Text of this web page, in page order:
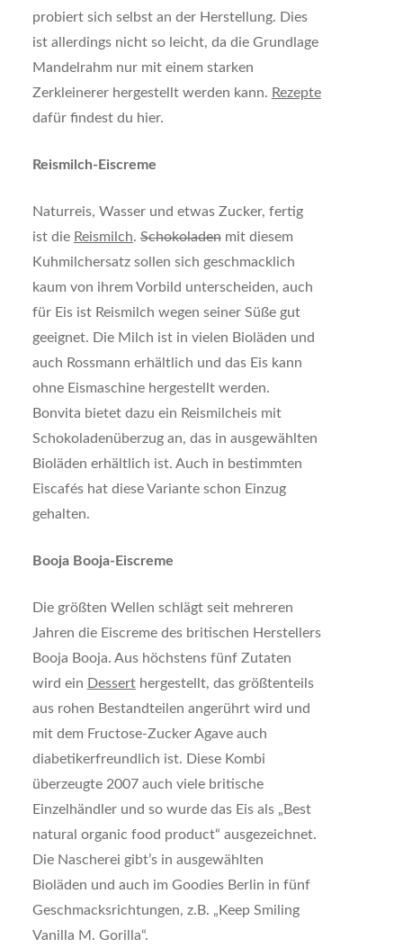
probiert sich selbst an der Herstellung. Dies
ist allerdings nicht so leicht, da die Grundlage
Mandelrahm nur mit einem starken
Zerkleinerer hergestellt werden kann. Rezepte
dafür findest du hier.
Reismilch-Eiscreme
Naturreis, Wasser und etwas Zucker, fertig
ist die Reismilch.Schokoladenmit diesem
Kuhmilchersatz sollen sich geschmacklich
kaum von ihrem Vorbild unterscheiden, auch
für Eis ist Reismilch wegen seiner Süße gut
geeignet. Die Milch ist in vielen Bioläden und
auch Rossmann erhältlich und das Eis kann
ohne Eismaschine hergestellt werden.
Bonvita bietet dazu ein Reismilcheis mit
Schokoladenüberzug an, das in ausgewählten
Bioläden erhältlich ist. Auch in bestimmten
Eiscafés hat diese Variante schon Einzug
gehalten.
Booja Booja-Eiscreme
Die größten Wellen schlägt seit mehreren
Jahren die Eiscreme des britischen Herstellers
Booja Booja. Aus höchstens fünf Zutaten
wird ein Desserthergestellt, das größtenteils
aus rohen Bestandteilen angerührt wird und
mit dem Fructose-Zucker Agave auch
diabetikerfreundlich ist. Diese Kombi
überzeugte 2007 auch viele britische
Einzelhändler und so wurde das Eis als „Best
natural organic food product“ ausgezeichnet.
Die Nascherei gibt’s in ausgewählten
Bioläden und auch im Goodies Berlin in fünf
Geschmacksrichtungen, z.B. „Keep Smiling
Vanilla M. Gorilla“.